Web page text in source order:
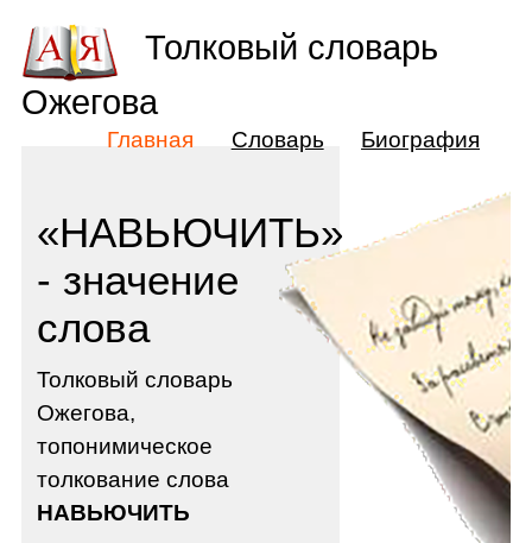
«НАВЬЮЧИТЬ»
- значение
слова
Толковый словарь
Ожегова,
топонимическое
толкование слова
НАВЬЮЧИТЬ
Толковый словарь
Ожегова
Главная Словарь Биография